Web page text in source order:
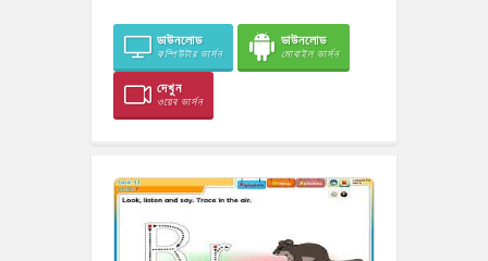
ডাউনলোড
কম্পিউটার ভার্সন
ডাউনলোড
মোবাইল ভার্সন
দেখুন
ওয়েব ভার্সন